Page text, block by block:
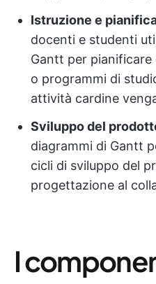
Istruzione e
docenti e studenti
Gantt per
o programmi di
attività cardine
Sviluppo del
diagrammi di Gantt
cicli di sviluppo del
progettazione al
I